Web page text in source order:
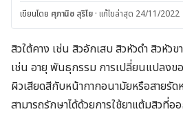
เขียนโดย ศุภานิช สุริโย · แก้ไขล่าสุด 24/11/2022
สิวใต้คาง เช่น สิวอักเสบ สิวหัวดำ สิวหัวข
เช่น อายุ พันธุกรรม การเปลี่ยนแปลง
ผิวเสียดสีกับหน้ากากอนามัยหรือสายรั
สามารถรักษาได้ด้วยการใช้ยาแต้มสิวที่